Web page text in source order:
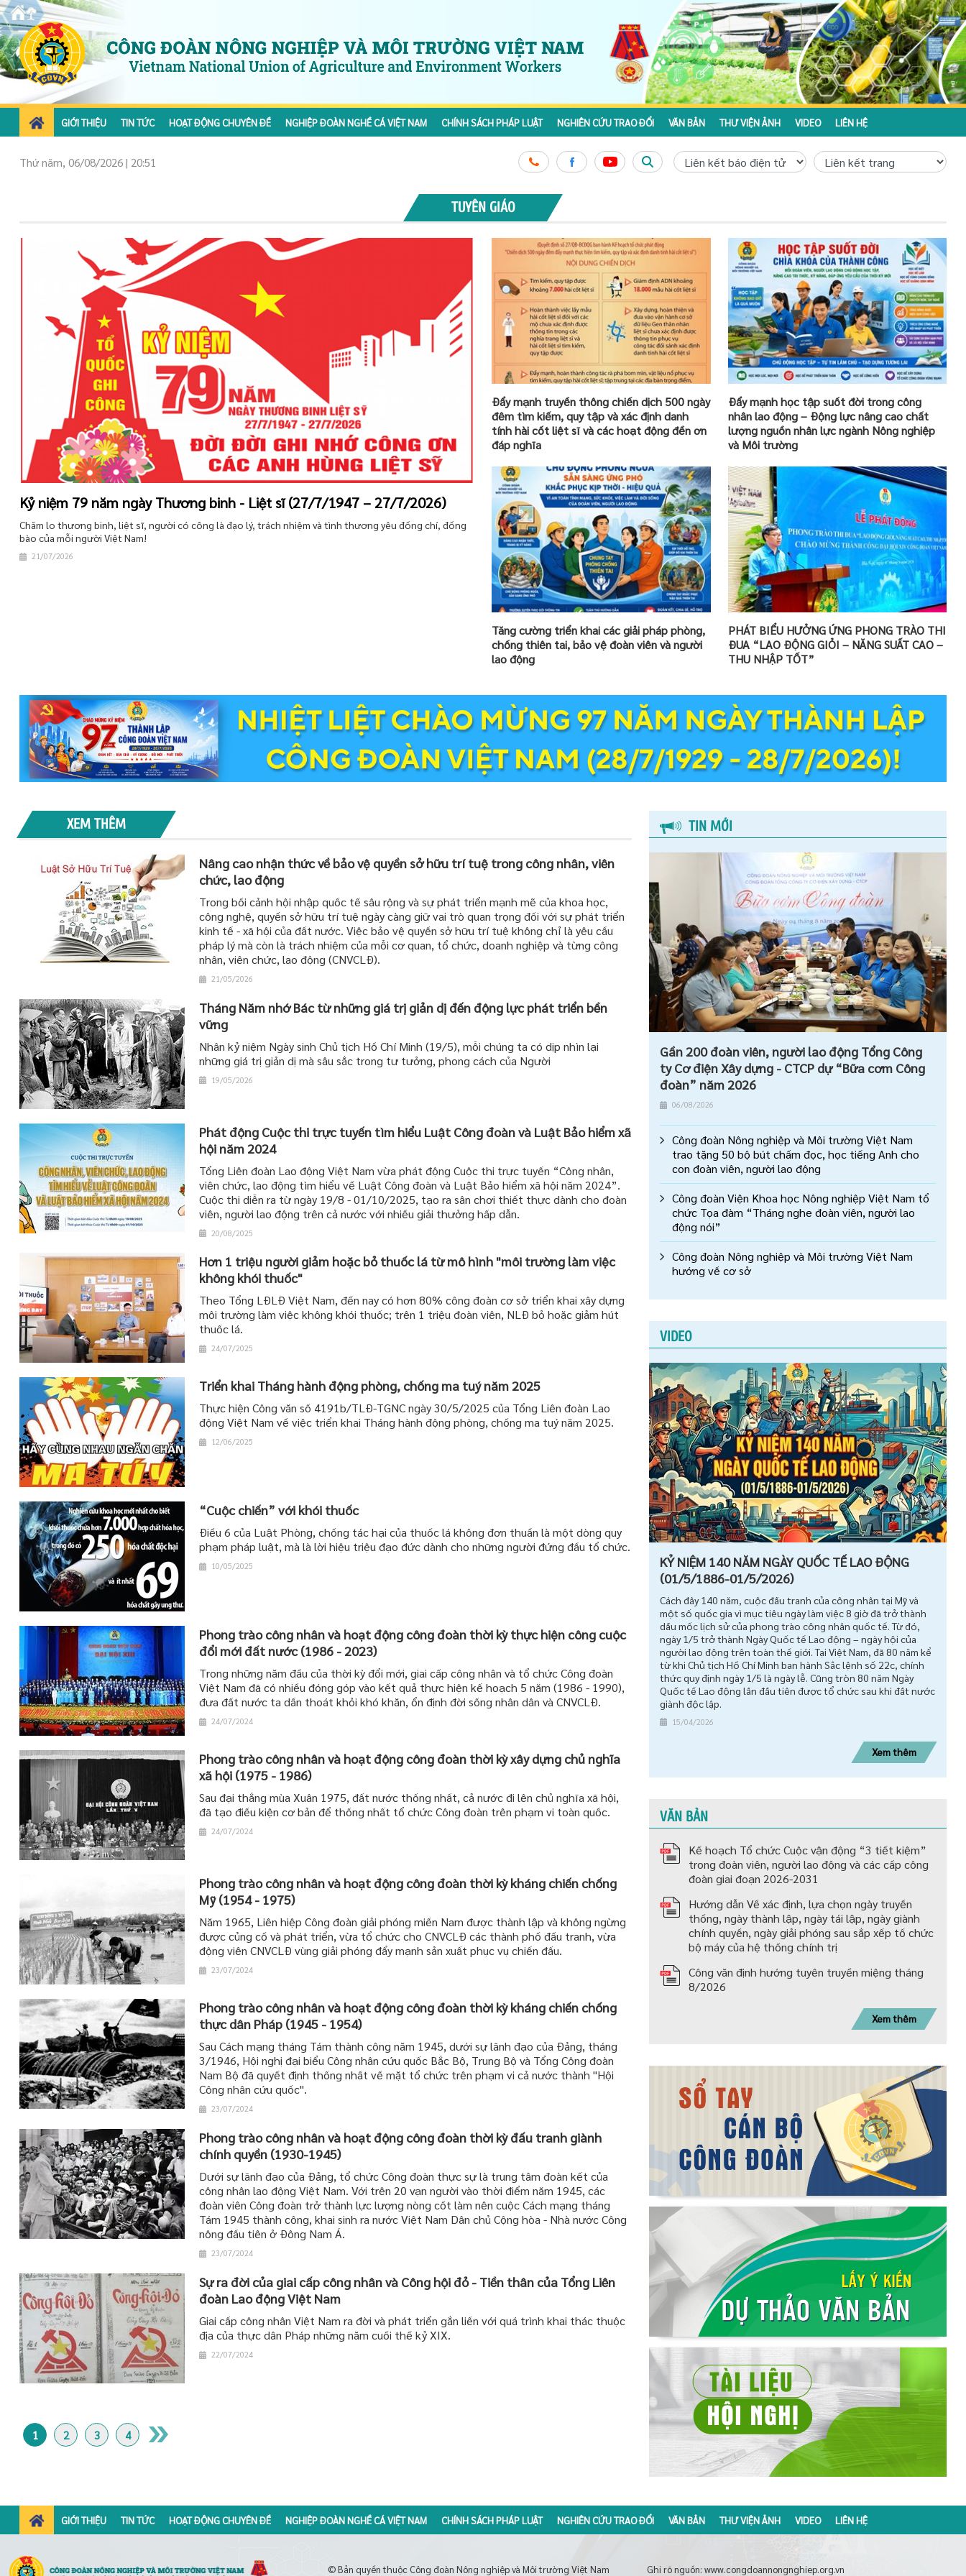
GIỚI THIỆU TIN TỨC HOẠT ĐỘNG CHUYÊN ĐỀ NGHIỆP ĐOÀN NGHỀ CÁ VIỆT NAM CHÍNH SÁCH PHÁP LUẬT NGHIÊN CỨU TRAO ĐỔI VĂN BẢN THƯ VIỆN ẢNH VIDEO LIÊN HỆ
Thứ năm, 06/08/2026 | 20:51
TUYÊN GIÁO
Kỷ niệm 79 năm ngày Thương binh - Liệt sĩ (27/7/1947 – 27/7/2026)
Chăm lo thương binh, liệt sĩ, người có công là đạo lý, trách nhiệm và tình thương yêu đồng chí, đồng
bào của mỗi người Việt Nam!
21/07/2026
Đẩy mạnh truyền thông chiến dịch 500 ngày
đêm tìm kiếm, quy tập và xác định danh
tính hài cốt liệt sĩ và các hoạt động đền ơn
đáp nghĩa
Đẩy mạnh học tập suốt đời trong công
nhân lao động – Động lực nâng cao chất
lượng nguồn nhân lực ngành Nông nghiệp
và Môi trường
Tăng cường triển khai các giải pháp phòng,
chống thiên tai, bảo vệ đoàn viên và người
lao động
PHÁT BIỂU HƯỞNG ỨNG PHONG TRÀO THI
ĐUA “LAO ĐỘNG GIỎI – NĂNG SUẤT CAO –
THU NHẬP TỐT”
XEM THÊM
Nâng cao nhận thức về bảo vệ quyền sở hữu trí tuệ trong công nhân, viên
chức, lao động
Trong bối cảnh hội nhập quốc tế sâu rộng và sự phát triển mạnh mẽ của khoa học,
công nghệ, quyền sở hữu trí tuệ ngày càng giữ vai trò quan trọng đối với sự phát triển
kinh tế - xã hội của đất nước. Việc bảo vệ quyền sở hữu trí tuệ không chỉ là yêu cầu
pháp lý mà còn là trách nhiệm của mỗi cơ quan, tổ chức, doanh nghiệp và từng công
nhân, viên chức, lao động (CNVCLĐ).
21/05/2026
Tháng Năm nhớ Bác từ những giá trị giản dị đến động lực phát triển bền
vững
Nhân kỷ niệm Ngày sinh Chủ tịch Hồ Chí Minh (19/5), mỗi chúng ta có dịp nhìn lại
những giá trị giản dị mà sâu sắc trong tư tưởng, phong cách của Người
19/05/2026
Phát động Cuộc thi trực tuyến tìm hiểu Luật Công đoàn và Luật Bảo hiểm xã
hội năm 2024
Tổng Liên đoàn Lao động Việt Nam vừa phát động Cuộc thi trực tuyến “Công nhân,
viên chức, lao động tìm hiểu về Luật Công đoàn và Luật Bảo hiểm xã hội năm 2024”.
Cuộc thi diễn ra từ ngày 19/8 - 01/10/2025, tạo ra sân chơi thiết thực dành cho đoàn
viên, người lao động trên cả nước với nhiều giải thưởng hấp dẫn.
20/08/2025
Hơn 1 triệu người giảm hoặc bỏ thuốc lá từ mô hình "môi trường làm việc
không khói thuốc"
Theo Tổng LĐLĐ Việt Nam, đến nay có hơn 80% công đoàn cơ sở triển khai xây dựng
môi trường làm việc không khói thuốc; trên 1 triệu đoàn viên, NLĐ bỏ hoặc giảm hút
thuốc lá.
24/07/2025
Triển khai Tháng hành động phòng, chống ma tuý năm 2025
Thực hiện Công văn số 4191b/TLĐ-TGNC ngày 30/5/2025 của Tổng Liên đoàn Lao
động Việt Nam về việc triển khai Tháng hành động phòng, chống ma tuý năm 2025.
12/06/2025
“Cuộc chiến” với khói thuốc
Điều 6 của Luật Phòng, chống tác hại của thuốc lá không đơn thuần là một dòng quy
phạm pháp luật, mà là lời hiệu triệu đạo đức dành cho những người đứng đầu tổ chức.
10/05/2025
Phong trào công nhân và hoạt động công đoàn thời kỳ thực hiện công cuộc
đổi mới đất nước (1986 - 2023)
Trong những năm đầu của thời kỳ đổi mới, giai cấp công nhân và tổ chức Công đoàn
Việt Nam đã có nhiều đóng góp vào kết quả thực hiện kế hoạch 5 năm (1986 - 1990),
đưa đất nước ta dần thoát khỏi khó khăn, ổn định đời sống nhân dân và CNVCLĐ.
24/07/2024
Phong trào công nhân và hoạt động công đoàn thời kỳ xây dựng chủ nghĩa
xã hội (1975 - 1986)
Sau đại thắng mùa Xuân 1975, đất nước thống nhất, cả nước đi lên chủ nghĩa xã hội,
đã tạo điều kiện cơ bản để thống nhất tổ chức Công đoàn trên phạm vi toàn quốc.
24/07/2024
Phong trào công nhân và hoạt động công đoàn thời kỳ kháng chiến chống
Mỹ (1954 - 1975)
Năm 1965, Liên hiệp Công đoàn giải phóng miền Nam được thành lập và không ngừng
được củng cố và phát triển, vừa tổ chức cho CNVCLĐ các thành phố đấu tranh, vừa
động viên CNVCLĐ vùng giải phóng đẩy mạnh sản xuất phục vụ chiến đấu.
23/07/2024
Phong trào công nhân và hoạt động công đoàn thời kỳ kháng chiến chống
thực dân Pháp (1945 - 1954)
Sau Cách mạng tháng Tám thành công năm 1945, dưới sự lãnh đạo của Đảng, tháng
3/1946, Hội nghị đại biểu Công nhân cứu quốc Bắc Bộ, Trung Bộ và Tổng Công đoàn
Nam Bộ đã quyết định thống nhất về mặt tổ chức trên phạm vi cả nước thành "Hội
Công nhân cứu quốc".
23/07/2024
Phong trào công nhân và hoạt động công đoàn thời kỳ đấu tranh giành
chính quyền (1930-1945)
Dưới sự lãnh đạo của Đảng, tổ chức Công đoàn thực sự là trung tâm đoàn kết của
công nhân lao động Việt Nam. Với trên 20 vạn người vào thời điểm năm 1945, các
đoàn viên Công đoàn trở thành lực lượng nòng cốt làm nên cuộc Cách mạng tháng
Tám 1945 thành công, khai sinh ra nước Việt Nam Dân chủ Cộng hòa - Nhà nước Công
nông đầu tiên ở Đông Nam Á.
23/07/2024
Sự ra đời của giai cấp công nhân và Công hội đỏ - Tiền thân của Tổng Liên
đoàn Lao động Việt Nam
Giai cấp công nhân Việt Nam ra đời và phát triển gắn liền với quá trình khai thác thuộc
địa của thực dân Pháp những năm cuối thế kỷ XIX.
22/07/2024
1 2 3 4
TIN MỚI
Gần 200 đoàn viên, người lao động Tổng Công
ty Cơ điện Xây dựng - CTCP dự “Bữa cơm Công
đoàn” năm 2026
06/08/2026
Công đoàn Nông nghiệp và Môi trường Việt Nam
trao tặng 50 bộ bút chấm đọc, học tiếng Anh cho
con đoàn viên, người lao động
Công đoàn Viện Khoa học Nông nghiệp Việt Nam tổ
chức Tọa đàm “Tháng nghe đoàn viên, người lao
động nói”
Công đoàn Nông nghiệp và Môi trường Việt Nam
hướng về cơ sở
VIDEO
KỶ NIỆM 140 NĂM NGÀY QUỐC TẾ LAO ĐỘNG
(01/5/1886-01/5/2026)
Cách đây 140 năm, cuộc đấu tranh của công nhân tại Mỹ và
một số quốc gia vì mục tiêu ngày làm việc 8 giờ đã trở thành
dấu mốc lịch sử của phong trào công nhân quốc tế. Từ đó,
ngày 1/5 trở thành Ngày Quốc tế Lao động – ngày hội của
người lao động trên toàn thế giới. Tại Việt Nam, đã 80 năm kể
từ khi Chủ tịch Hồ Chí Minh ban hành Sắc lệnh số 22c, chính
thức quy định ngày 1/5 là ngày lễ. Cũng tròn 80 năm Ngày
Quốc tế Lao động lần đầu tiên được tổ chức sau khi đất nước
giành độc lập.
15/04/2026
Xem thêm
VĂN BẢN
Kế hoạch Tổ chức Cuộc vận động “3 tiết kiệm”
trong đoàn viên, người lao động và các cấp công
đoàn giai đoạn 2026-2031
Hướng dẫn Về xác định, lựa chọn ngày truyền
thống, ngày thành lập, ngày tái lập, ngày giành
chính quyền, ngày giải phóng sau sắp xếp tố chức
bộ máy của hệ thống chính trị
Công văn định hướng tuyên truyền miệng tháng
8/2026
Xem thêm
GIỚI THIỆU TIN TỨC HOẠT ĐỘNG CHUYÊN ĐỀ NGHIỆP ĐOÀN NGHỀ CÁ VIỆT NAM CHÍNH SÁCH PHÁP LUẬT NGHIÊN CỨU TRAO ĐỔI VĂN BẢN THƯ VIỆN ẢNH VIDEO LIÊN HỆ
© Bản quyền thuộc Công đoàn Nông nghiệp và Môi trường Việt Nam
Ghi rõ nguồn: www.congdoannongnghiep.org.vn